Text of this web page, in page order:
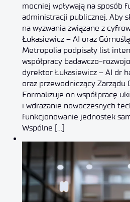
mocniej wpływają na sposób
administracji publicznej. Aby
na wyzwania związane z
Łukasiewicz – AI oraz
Metropolia podpisały list
współpracy badawczo-
dyrektor Łukasiewicz – AI dr
oraz przewodniczący Zarządu
Formalizuje on współpracę
i wdrażanie nowoczesnych
funkcjonowanie jednostek
Wspólne […]